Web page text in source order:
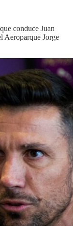
conduce Juan
Aeroparque Jorge